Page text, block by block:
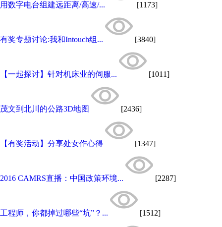
用数字电台组建远距离/高速/... [1173]
有奖专题讨论:我和Intouch组... [3840]
【一起探讨】针对机床业的伺服... [1011]
茂文到北川的公路3D地图 [2436]
【有奖活动】分享处女作心得 [1347]
2016 CAMRS直播：中国政策环境... [2287]
工程师，你都掉过哪些“坑”？... [1512]